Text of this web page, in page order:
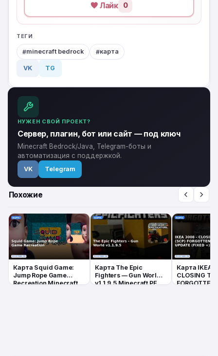
Лайк 0
ТЕГИ
minecraft bedrock карта
VK TG
НУЖЕН СВОЙ ПРОЕКТ?
Сервер, плагин, бот или сайт — под ключ
Minecraft Bedrock/Java, Telegram-боты и
автоматизация с поддержкой.
VK Telegram
Похожие
Карта Squid Game:
Jump Rope Game
Recreation Minecraft
Карта The Epic
Fighters — Gun World
v1.1.9.5 Minecraft PE
Карта IKEA
CLOSING
FORGOTTEN